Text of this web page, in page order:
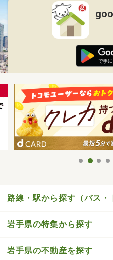
路線・駅から探す（バス・
岩手県の特集から探す
岩手県の不動産を探す